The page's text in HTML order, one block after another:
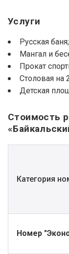
Услуги
Русская баня;
Мангал и
Прокат
Столовая на
Детская
Стоимость
Категория
Номер